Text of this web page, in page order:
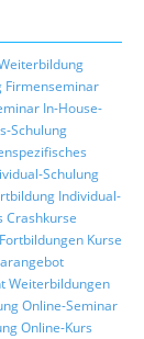
Firmenseminar
In-House-
Schulung
Schulung
Individual-
Crashkurse
Fortbildungen Kurse
Weiterbildungen
Online-Seminar
Online-Kurs